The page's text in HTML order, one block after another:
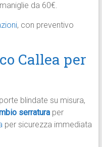
da 60€.​
, con preventivo
Callea per
blindate su misura,
serratura per
per sicurezza immediata